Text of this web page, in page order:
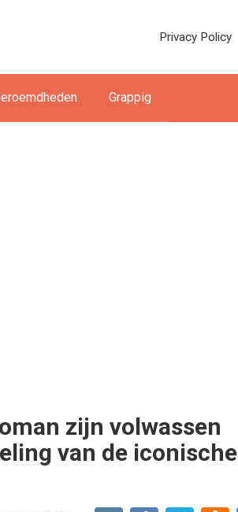
Privacy Policy
Grappig
zijn volwassen
van de iconische